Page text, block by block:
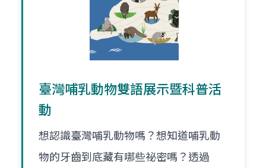
臺灣哺乳動物雙語展示暨科普活
動
想認識臺灣哺乳動物嗎？想知道哺乳動
物的牙齒到底藏有哪些祕密嗎？透過